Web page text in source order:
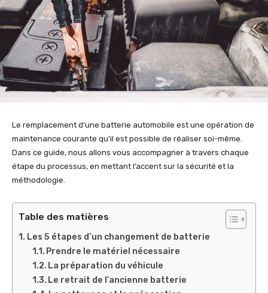
Le remplacement d’une batterie automobile est une opération de
maintenance courante qu’il est possible de réaliser soi-même.
Dans ce guide, nous allons vous accompagner à travers chaque
étape du processus, en mettant l’accent sur la sécurité et la
méthodologie.
Table des matières
Les 5 étapes d’un changement de batterie
Prendre le matériel nécessaire
La préparation du véhicule
Le retrait de l’ancienne batterie